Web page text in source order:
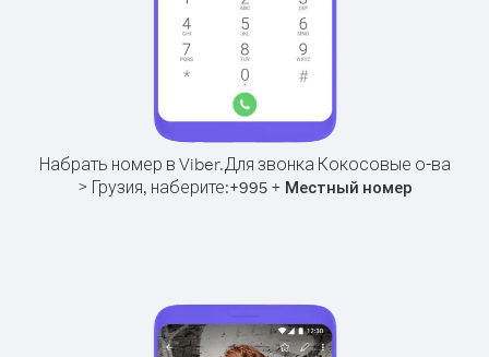
Набрать номер в Viber.Для звонка Кокосовые о-ва
> Грузия, наберите:+995+ Местный номер